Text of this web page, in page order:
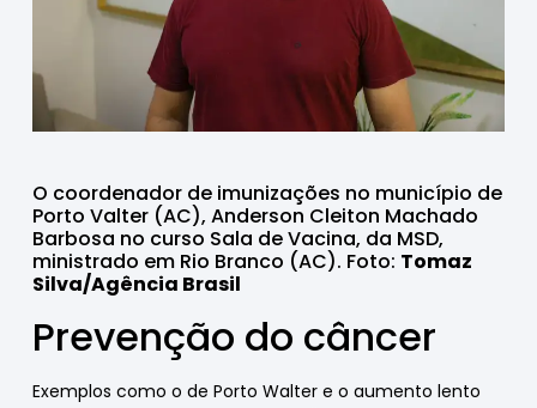
O coordenador de imunizações no município de
Porto Valter (AC), Anderson Cleiton Machado
Barbosa no curso Sala de Vacina, da MSD,
ministrado em Rio Branco (AC). Foto: Tomaz
Silva/Agência Brasil
Prevenção do câncer
Exemplos como o de Porto Walter e o aumento lento